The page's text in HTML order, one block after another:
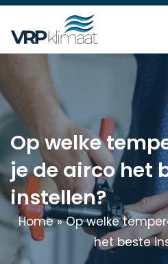
Op welke
je de airco het
instellen?
Home»Op welke
het beste